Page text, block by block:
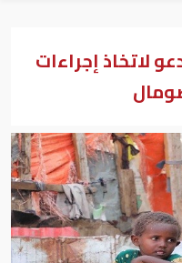
لاتخاذ إجراءات